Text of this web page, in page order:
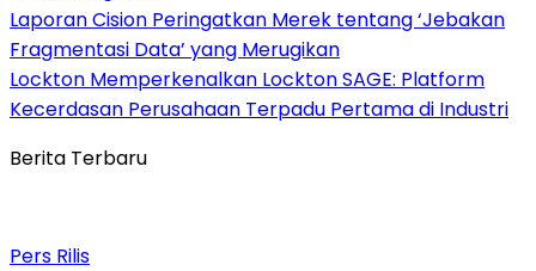
Laporan Cision Peringatkan Merek tentang ‘Jebakan
Fragmentasi Data’ yang Merugikan
Lockton Memperkenalkan Lockton SAGE: Platform
Kecerdasan Perusahaan Terpadu Pertama di Industri
Berita Terbaru
Pers Rilis